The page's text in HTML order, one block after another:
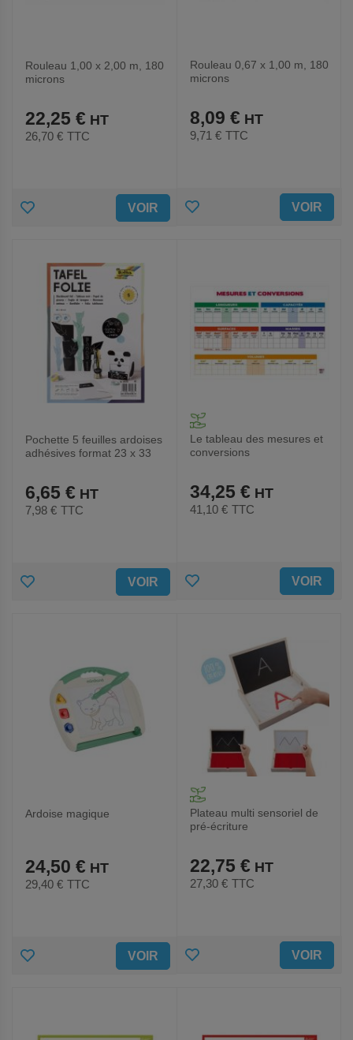
Rouleau 1,00 x 2,00 m, 180
microns
22,25 €
26,70 € TTC
AJOUTER
FAVORIS
VOIR
Rouleau 0,67 x 1,00 m, 180
microns
8,09 €
9,71 € TTC
AJOUTER VOIR
Pochette 5 feuilles ardoises
adhésives format 23 x 33
6,65 €
7,98 € TTC
AJOUTER VOIR
Le tableau des mesures et
conversions
34,25 €
41,10 € TTC
AJOUTER VOIR
Ardoise magique
24,50 €
29,40 € TTC
AJOUTER VOIR
Plateau multi sensoriel de
pré-écriture
22,75 €
27,30 € TTC
AJOUTER VOIR